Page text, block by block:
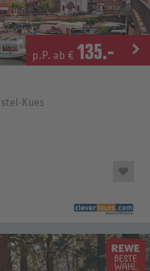
p.P. ab € 135.-
Kues